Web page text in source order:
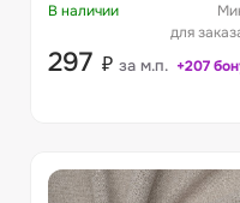
В наличии
для
297 ₽ за м.п. +207